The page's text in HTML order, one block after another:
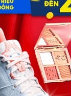
ro bên đống rác.
chút máu.
thở yếu ớt và
“Không thể bỏ
cơn. Ông Sáu